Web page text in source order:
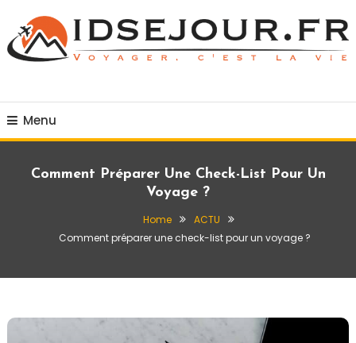
Content
Menu
Comment Préparer Une Check-List Pour Un
Voyage ?
Home
ACTU
Comment préparer une check-list pour un voyage ?